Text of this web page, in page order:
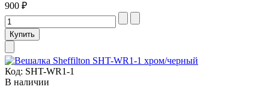
900 ₽
Код: SHT-WR1-1
В наличии